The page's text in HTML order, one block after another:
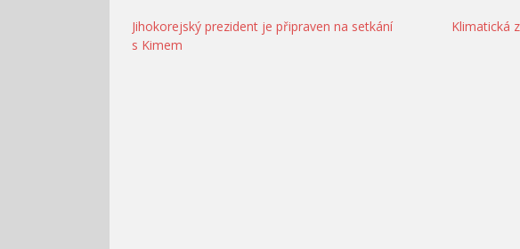
Navigace
pro
Jihokorejský prezident je připraven na setkání
s Kimem
Klimatická